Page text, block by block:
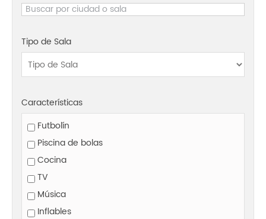
Tipo de Sala
Características
Futbolín
Piscina de bolas
Cocina
TV
Música
Inflables